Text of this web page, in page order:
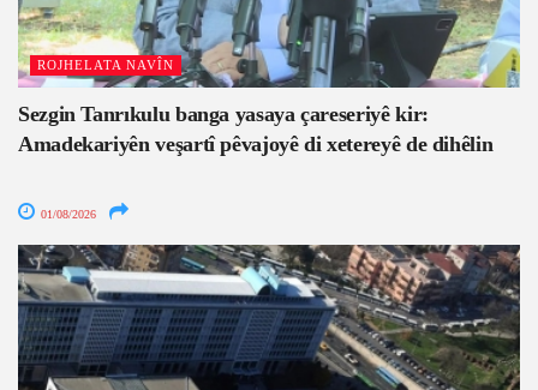
ROJHELATA NAVÎN
Sezgin Tanrıkulu banga yasaya çareseriyê kir:
Amadekariyên veşartî pêvajoyê di xetereyê de dihêlin
01/08/2026